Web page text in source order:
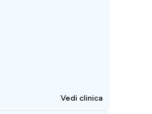
Vedi clinica